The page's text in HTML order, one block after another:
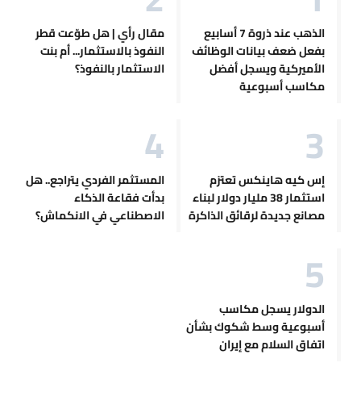
الذهب عند ذروة 7 أسابيع
بفعل ضعف بيانات الوظائف
الأميركية ويسجل أفضل
مكاسب أسبوعية
مقال رأي | هل طوّعت قطر
النفوذ بالاستثمار... أم بنت
الاستثمار بالنفوذ؟
إس كيه هاينكس تعتزم
استثمار 38 مليار دولار لبناء
مصانع جديدة لرقائق الذاكرة
المستثمر الفردي يتراجع.. هل
بدأت فقاعة الذكاء
الاصطناعي في الانكماش؟
الدولار يسجل مكاسب
أسبوعية وسط شكوك بشأن
اتفاق السلام مع إيران